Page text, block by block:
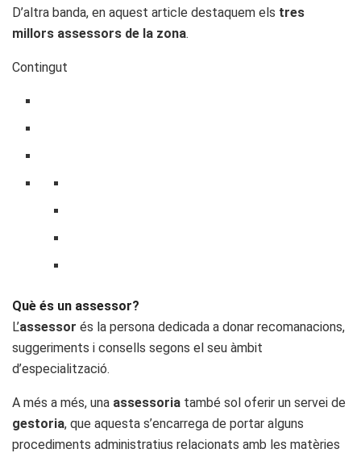
D’altra banda, en aquest article destaquem els tres
millors assessors de la zona.
Contingut
Què és un assessor?
L’assessor és la persona dedicada a donar recomanacions,
suggeriments i consells segons el seu àmbit
d’especialització.
A més a més, una assessoria també sol oferir un servei de
gestoria, que aquesta s’encarrega de portar alguns
procediments administratius relacionats amb les matèries